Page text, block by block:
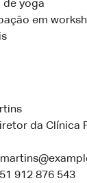
de yoga
em
da Clínica
912 876 543